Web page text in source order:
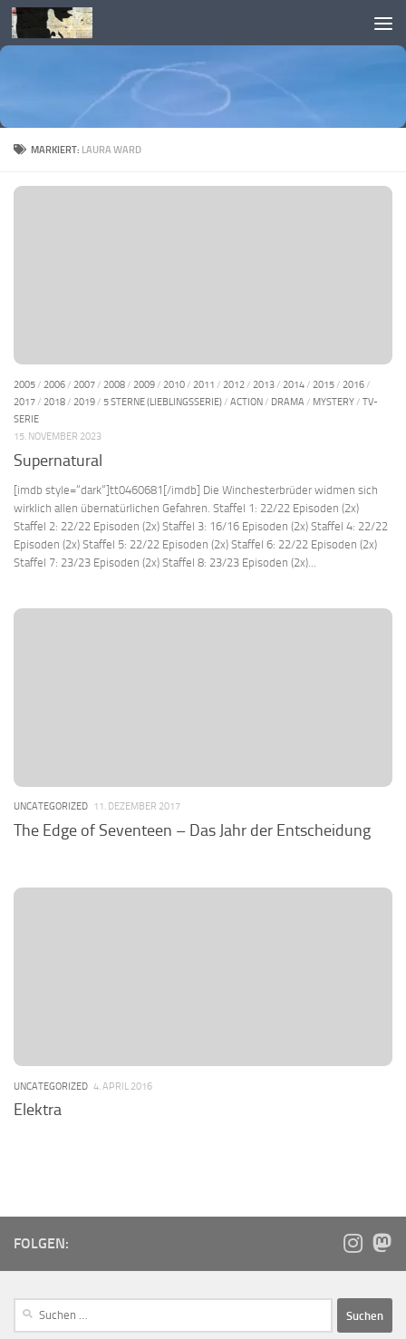
Skip to content
MARKIERT: LAURA WARD
2005/ 2006/ 2007/ 2008/ 2009/ 2010/ 2011 / 2012/ 2013/ 2014/ 2015/ 2016/
2017/ 2018/ 2019/ 5 STERNE (LIEBLINGSSERIE)/ ACTION/ DRAMA / MYSTERY/ TV-
SERIE
15. NOVEMBER 2023
Supernatural
[imdb style=“dark“]tt0460681[/imdb] Die Winchesterbrüder widmen sich
wirklich allen übernatürlichen Gefahren. Staffel 1: 22/22 Episoden (2x)
Staffel 2: 22/22 Episoden (2x) Staffel 3: 16/16 Episoden (2x) Staffel 4: 22/22
Episoden (2x) Staffel 5: 22/22 Episoden (2x) Staffel 6: 22/22 Episoden (2x)
Staffel 7: 23/23 Episoden (2x) Staffel 8: 23/23 Episoden (2x)...
UNCATEGORIZED 11. DEZEMBER 2017
The Edge of Seventeen – Das Jahr der Entscheidung
UNCATEGORIZED 4. APRIL 2016
Elektra
FOLGEN: